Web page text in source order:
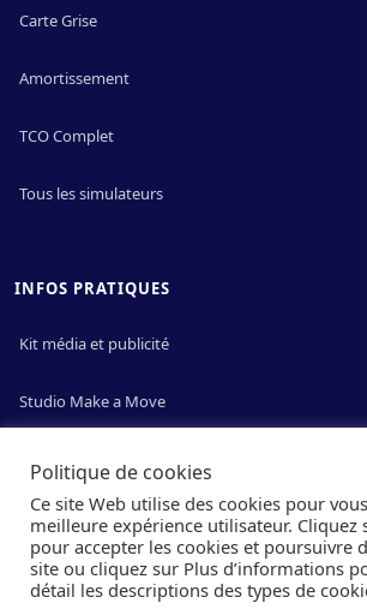
Carte Grise
Amortissement
TCO Complet
Tous les simulateurs
INFOS PRATIQUES
Kit média et publicité
Studio Make a Move
NOUS SUIVRE SUR LES
Politique de cookies
Ce site Web utilise des cookies pour
meilleure expérience utilisateur. Cliquez
pour accepter les cookies et poursuivre
site ou cliquez sur Plus d’informations
détail les descriptions des types de